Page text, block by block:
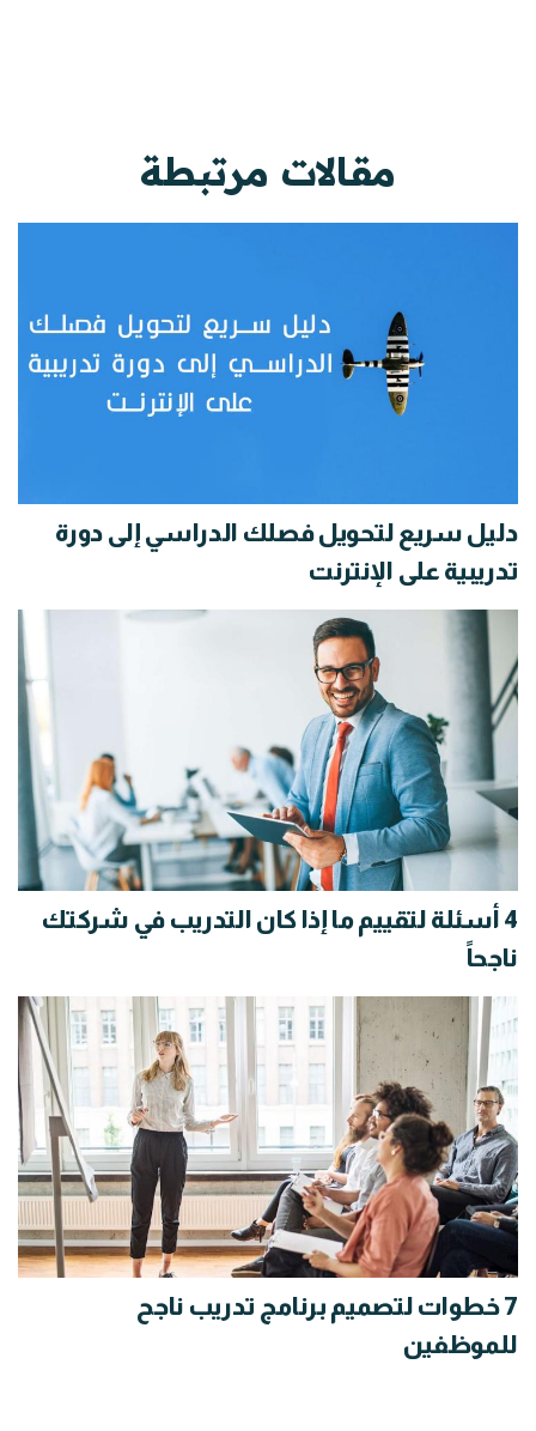
مقالات مرتبطة
دليل سريع لتحويل فصلك الدراسي إلى دورة
تدريبية على الإنترنت
4 أسئلة لتقييم ما إذا كان التدريب في شركتك
ناجحاً
7 خطوات لتصميم برنامج تدريب ناجح
للموظفين